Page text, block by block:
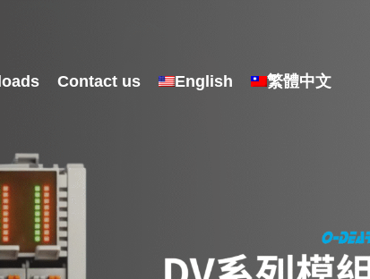
Contact us English 繁體中文